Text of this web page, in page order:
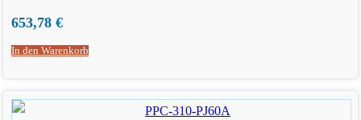
653,78 €
In den Warenkorb